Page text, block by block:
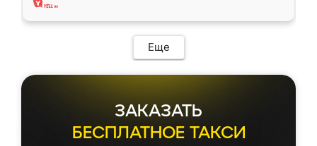
Еще
ЗАКАЗАТЬ
БЕСПЛАТНОЕ ТАКСИ